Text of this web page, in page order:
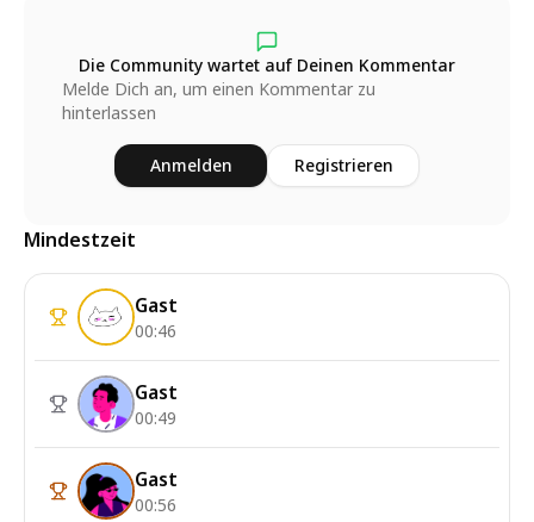
Die Community wartet auf Deinen Kommentar
Melde Dich an, um einen Kommentar zu
hinterlassen
Anmelden Registrieren
Mindestzeit
Gast
00:46
Gast
00:49
Gast
00:56